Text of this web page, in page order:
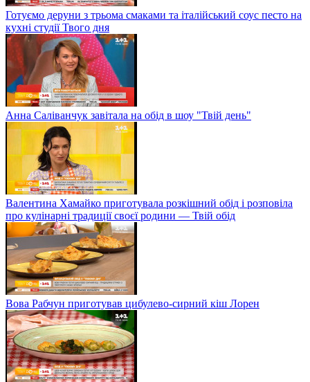
Готуємо деруни з трьома смаками та італійський соус песто на
кухні студії Твого дня
Анна Саліванчук завітала на обід в шоу "Твій день"
Валентина Хамайко приготувала розкішний обід і розповіла
про кулінарні традиції своєї родини — Твій обід
Вова Рабчун приготував цибулево-сирний кіш Лорен